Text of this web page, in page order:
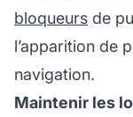
bloqueurs de
l’apparition de
navigation.
Maintenir les